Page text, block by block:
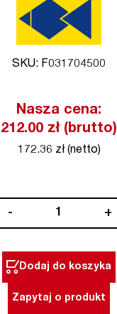
SKU: F031704500
Nasza cena:
212.00 zł (brutto)
172.36 zł (netto)
-
Forstner
+
Dodaj do koszyka
Zapytaj o produkt